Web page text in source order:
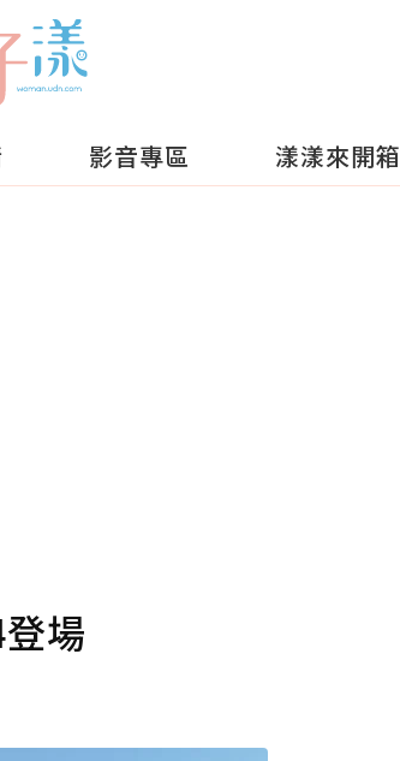
影音專區 漾漾來開箱
場